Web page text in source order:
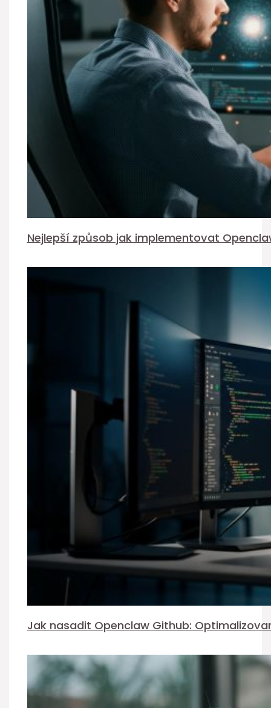
Nejlepší způsob jak implementovat
Jak nasadit Openclaw Github: